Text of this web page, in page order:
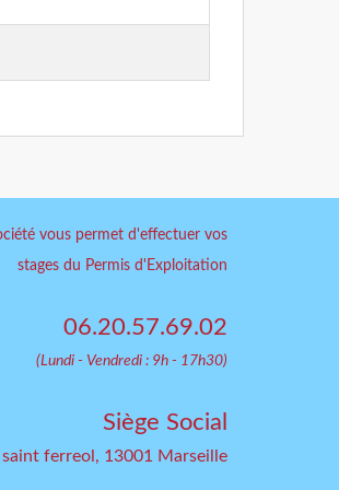
vous permet d'effectuer vos
stages du Permis d'Exploitation
06.20.57.69.02
(Lundi - Vendredi : 9h - 17h30)
Siège Social
saint ferreol, 13001 Marseille